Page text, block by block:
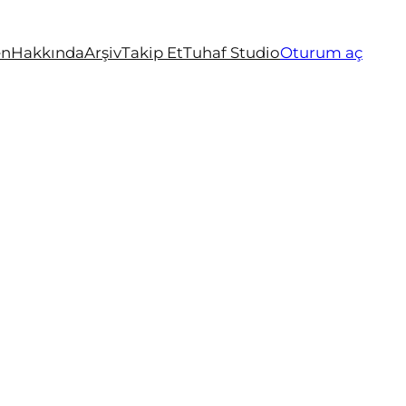
HakkındaArşivTakip EtTuhaf StudioOturum aç